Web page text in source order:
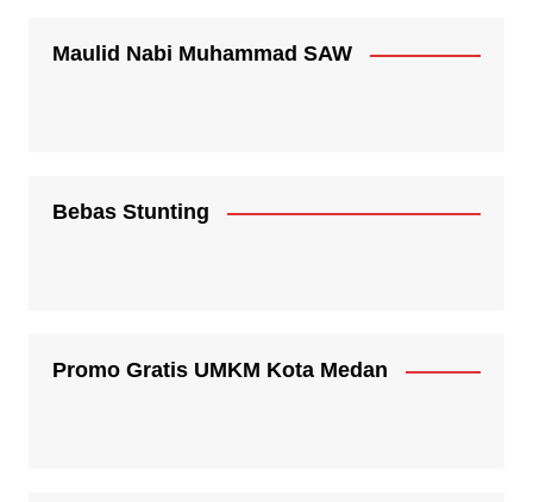
Maulid Nabi Muhammad SAW
Bebas Stunting
Promo Gratis UMKM Kota Medan